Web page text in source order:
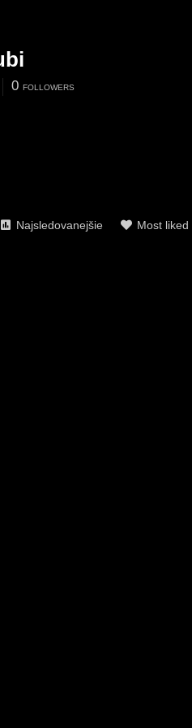
0 FOLLOWERS
Najsledovanejšie Most liked